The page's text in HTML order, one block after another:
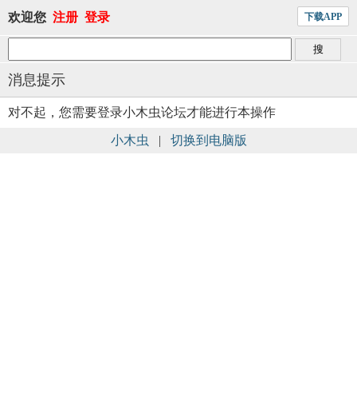
欢迎您 注册 登录 下载APP
消息提示
对不起，您需要登录小木虫论坛才能进行本操作
小木虫 | 切换到电脑版